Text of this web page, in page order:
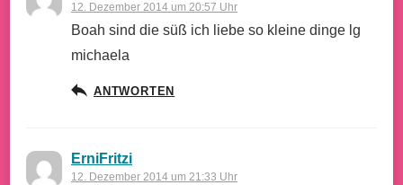
12. Dezember 2014 um 20:57 Uhr
Boah sind die süß ich liebe so kleine dinge lg
michaela
ANTWORTEN
ErniFritzi
12. Dezember 2014 um 21:33 Uhr